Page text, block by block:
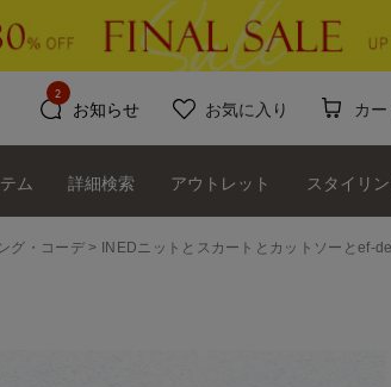
お知らせ
2
お気に入り カー
ム 詳細検索 アウトレット スタイリ
グ・コーデ INEDニットとスカートとカットソーとef-